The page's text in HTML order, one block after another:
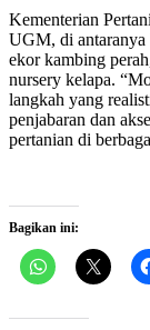
Kementerian
UGM, di antaranya
ekor kambing
nursery kelapa.
langkah yang
penjabaran dan
pertanian di
Bagikan ini: